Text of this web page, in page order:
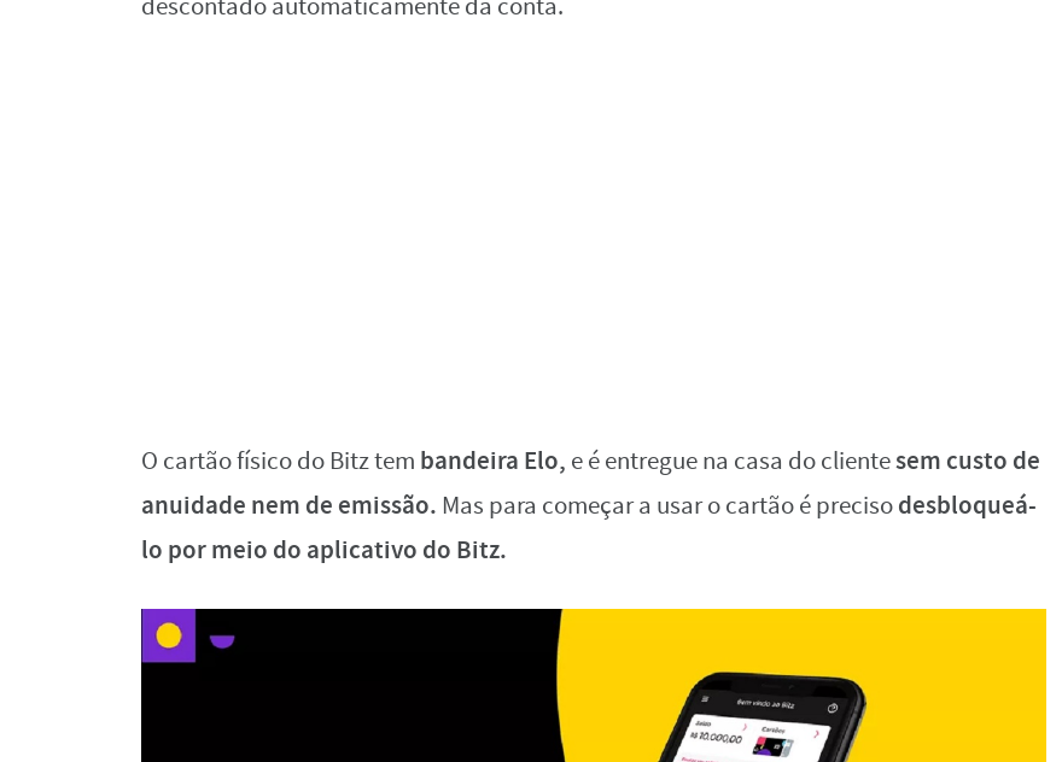
descontado automaticamente da conta.
O cartão físico do Bitz tem bandeira Elo, e é entregue na casa do clientesem custo de
anuidade nem de emissão. Mas para começar a usar o cartão é precisodesbloqueá-
lo por meio do aplicativo do Bitz.